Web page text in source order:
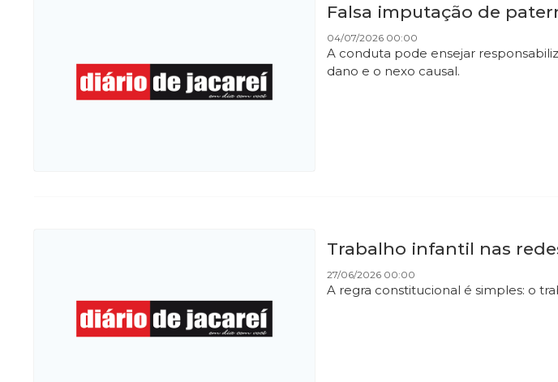
Falsa imputação de
04/07/2026 00:00
A conduta pode ensejar
dano e o nexo causal.
Trabalho infantil nas
27/06/2026 00:00
A regra constitucional é simples: o